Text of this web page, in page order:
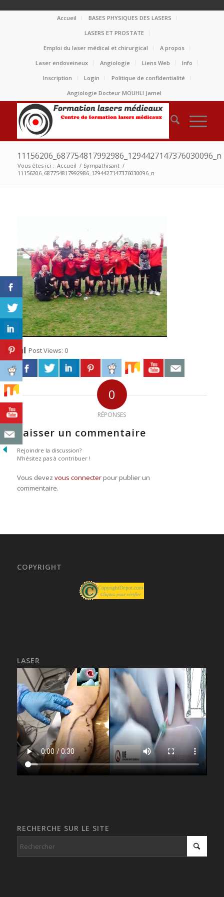
Accueil
BASES PHYSIQUES DES LASERS
LASERS ET PROSTATE
Emploi du laser médical et chirurgical
A propos
Laser endoveineux
Angiologie Liens Web
Info
Inscription
Login
Politique de confidentialité
Angiologie Docteur MOUHLI Jamel
11156206_687754817992986_1294427147376030096_n
Vous êtes ici : Accueil / Sympathisant /
11156206_687754817992986_1294427147376030096_n
Post Views: 0
0
RÉPONSES
Laisser un commentaire
Rejoindre la discussion?
N’hésitez pas à contribuer !
Vous devez vous connecterpour publier un
commentaire.
COPYRIGHT
LASER
RECHERCHE SUR LE SITE